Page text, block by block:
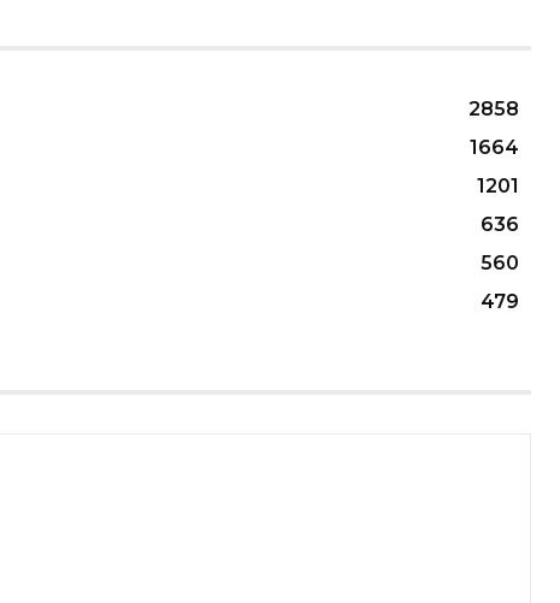
2858
1664
1201
636
560
479